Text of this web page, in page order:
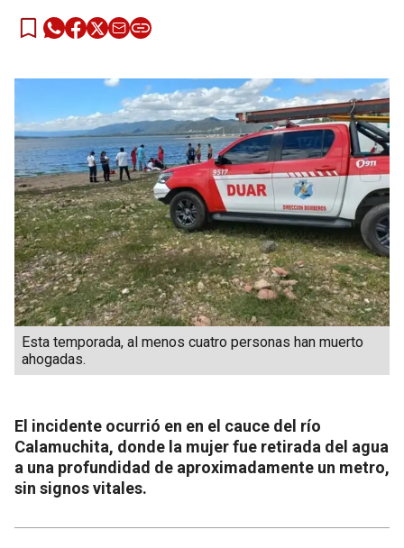
Esta temporada, al menos cuatro personas han muerto
ahogadas.
El incidente ocurrió en en el cauce del río
Calamuchita, donde la mujer fue retirada del agua
a una profundidad de aproximadamente un metro,
sin signos vitales.